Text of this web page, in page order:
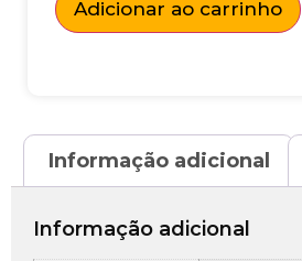
Adicionar ao carrinho
Informação adicional
Informação adicional